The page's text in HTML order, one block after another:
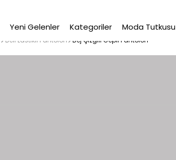
Yeni Gelenler Kategoriler Moda Tutkusu
Beli Lastikli Pantolon Bej Çizgili Cepli Pantolon